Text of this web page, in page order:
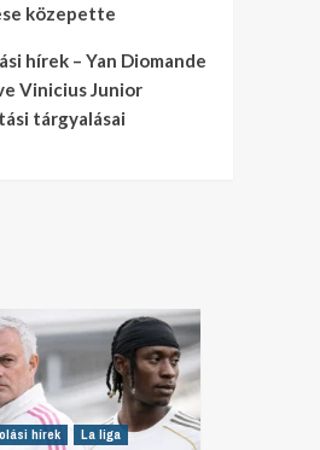
közepette
hírek – Yan Diomande
Vinicius Junior
tárgyalásai
hírek
La liga